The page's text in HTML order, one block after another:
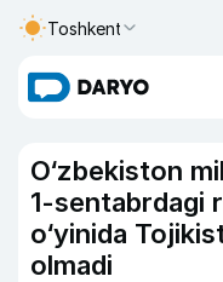
Toshkent
O‘zbekiston
1-sentabrdagi
o‘yinida
olmadi